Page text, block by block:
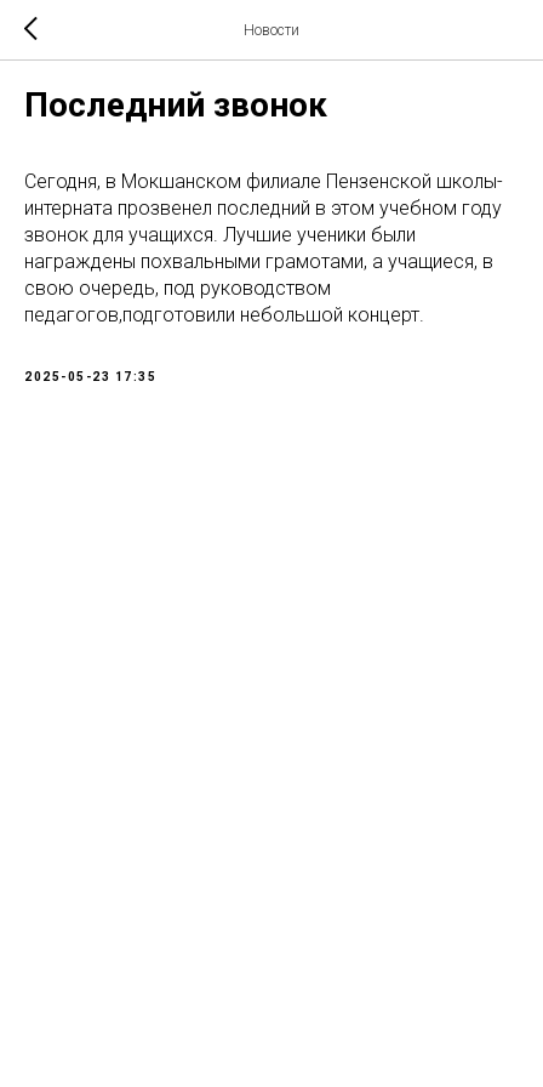
Новости
Последний звонок
Сегодня, в Мокшанском филиале Пензенской школы-
интерната прозвенел последний в этом учебном году
звонок для учащихся. Лучшие ученики были
награждены похвальными грамотами, а учащиеся, в
свою очередь, под руководством
педагогов,подготовили небольшой концерт.
2025-05-23 17:35